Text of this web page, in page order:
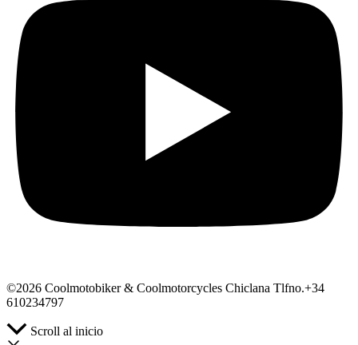
©2026 Coolmotobiker & Coolmotorcycles Chiclana Tlfno.+34
610234797
Scroll al inicio